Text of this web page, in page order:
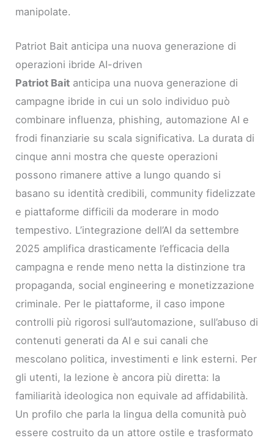
manipolate.
Patriot Bait anticipa una nuova generazione di
operazioni ibride AI-driven
Patriot Bait anticipa una nuova generazione di
campagne ibride in cui un solo individuo può
combinare influenza, phishing, automazione AI e
frodi finanziarie su scala significativa. La durata di
cinque anni mostra che queste operazioni
possono rimanere attive a lungo quando si
basano su identità credibili, community fidelizzate
e piattaforme difficili da moderare in modo
tempestivo. L’integrazione dell’AI da settembre
2025 amplifica drasticamente l’efficacia della
campagna e rende meno netta la distinzione tra
propaganda, social engineering e monetizzazione
criminale. Per le piattaforme, il caso impone
controlli più rigorosi sull’automazione, sull’abuso di
contenuti generati da AI e sui canali che
mescolano politica, investimenti e link esterni. Per
gli utenti, la lezione è ancora più diretta: la
familiarità ideologica non equivale ad affidabilità.
Un profilo che parla la lingua della comunità può
essere costruito da un attore ostile e trasformato